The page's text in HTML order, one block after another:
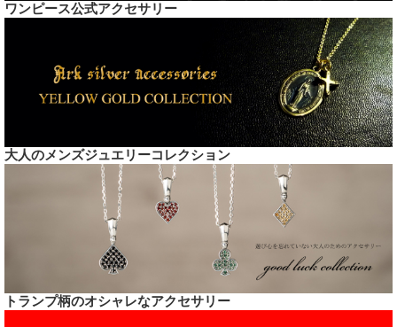
ワンピース公式アクセサリー
大人のメンズジュエリーコレクション
トランプ柄のオシャレなアクセサリー